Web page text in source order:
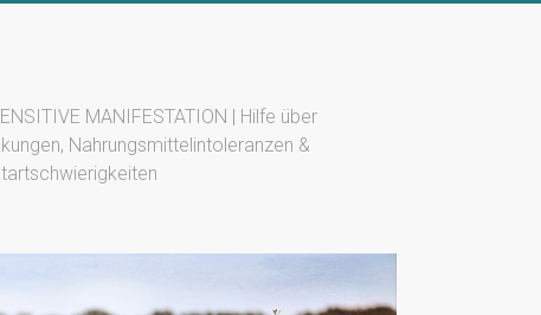
MANIFESTATION | Hilfe über
Nahrungsmittelintoleranzen &